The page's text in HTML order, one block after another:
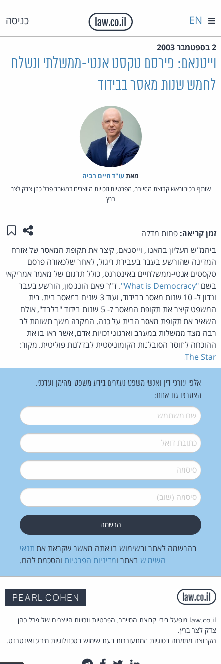
כניסה EN
2 בספטמבר 2003
וייטנאם: פירסם טקסט אנטי-ממשלתי ונשלח
לחמש שנות מאסר בבידוד
מאת‏עו"ד חיים רביה
שותף בכיר וראש קבוצת הסייבר, הפרטיות וזכויות היוצרים במשרד פרל כהן צדק לצר
ברץ
זמן קריאה: פחות מדקה שתפו
ביהמ"ש העליון בהאנוי, וייטנאם, קיצר את תקופת המאסר של אזרח
המדינה שהורשע בעבר בעבירת ריגול, לאחר שלכאורה פרסם
טקסטים אנטי-ממשלתיים באינטרנט, כולל תרגום של מאמר אמריקאי
בשם "What is Democracy"
. ד"ר פאם הונג סון, הורשע בעבר
ונדון ל- 10 שנות מאסר בבידוד, ועוד 3 שנים במאסר בית. בית
המשפט קיצר את תקופת המאסר ל- 5 שנות בידוד "בלבד", אולם
השאיר את תקופת מאסר הבית על כנה. המקרה משך תשומת לב
רבה מצד ממשלות במערב וארגוני זכויות אדם, אשר ראו בו את
ההוכחה לחוסר הסובלנות הקומוניסטית לבדלנות פוליטית. מקור:
The Star
.
אלפי עורכי דין ואנשי משפט נעזרים בידע משפטי מהימן ועדכני.
הצטרפו גם אתם:
שם משתמש*
דואל*
סיסמה*
סיסמה (שוב)*
בהרשמה לאתר ובשימוש בו אתה מאשר שקראת את תנאי
השימוש באתר ומדיניות הפרטיות והסכמת להם.
law.co.il מופעל בידי קבוצת הסייבר, הפרטיות וזכויות היוצרים של פרל כהן
צדק לצר ברץ.
הקבוצה מתמחה בסוגיות המתעוררות בעת שימוש בטכנולוגיות מידע ואינטרנט.